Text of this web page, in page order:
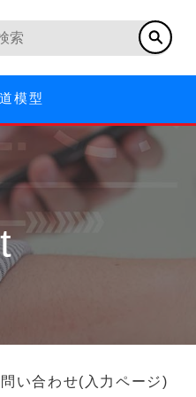
模型
い合わせ(入力ページ)